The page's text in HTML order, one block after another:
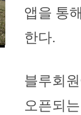
앱을 통
한다.
블루회
오픈되